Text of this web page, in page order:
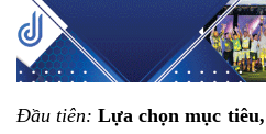
Đầu tiên: Lựa chọn mục